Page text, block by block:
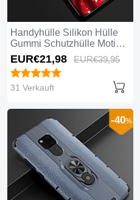
Handyhülle Silikon Hülle
Gummi Schutzhülle Motiv
Kleid Mädchen K01 für
Huawei Mate 20 Rot und
Schwarz
EUR€21,98 EUR€39,95
31 Verkauft
-40%